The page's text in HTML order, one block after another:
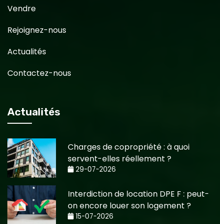
Vendre
Rejoignez-nous
Actualités
Contactez-nous
Actualités
Charges de copropriété : à quoi
servent-elles réellement ?
29-07-2026
Interdiction de location DPE F : peut-
on encore louer son logement ?
15-07-2026